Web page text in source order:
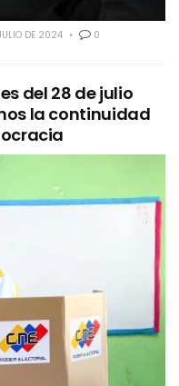
DE 2024 0
del 28 de julio
la continuidad